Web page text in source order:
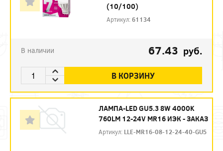
(10/100)
Артикул:61134
В наличии 67.43 руб.
В КОРЗИНУ
ЛАМПА-LED GU5.3 8W 4000K
760LM 12-24V MR16 ИЭК - ЗАКАЗ
Артикул: LLE-MR16-08-12-24-40-GU5